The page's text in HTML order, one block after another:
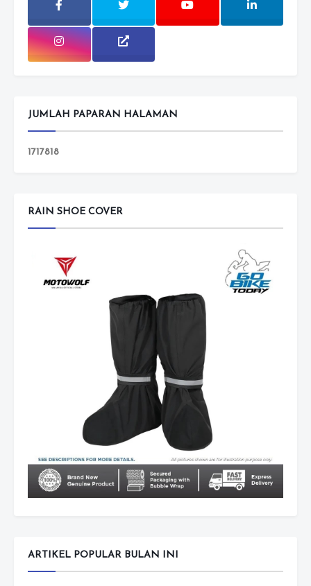
JUMLAH PAPARAN HALAMAN
1717818
RAIN SHOE COVER
ARTIKEL POPULAR BULAN INI